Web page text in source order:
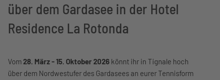
über dem Gardasee in der Hotel
Residence La Rotonda
Vom28. März - 15. Oktober 2026 könnt ihr in Tignale hoch
über dem Nordwestufer des Gardasees an eurer Tennisform